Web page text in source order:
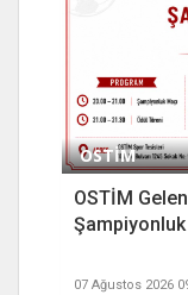
OSTİM
OSTİM
Şampiyonluk
07 Ağustos 2026